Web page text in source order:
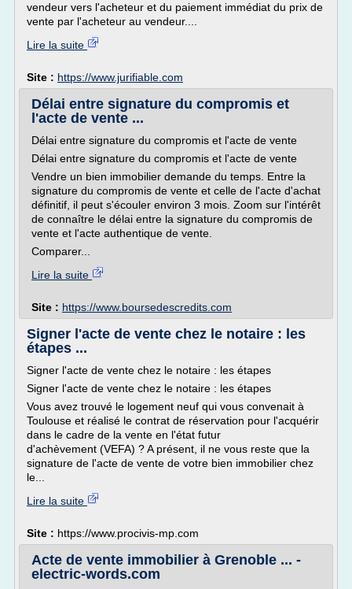
vendeur vers l'acheteur et du paiement immédiat du prix de
vente par l'acheteur au vendeur....
Lire la suite
Site : https://www.jurifiable.com
Délai entre signature du compromis et
l'acte de vente ...
Délai entre signature du compromis et l'acte de vente
Délai entre signature du compromis et l'acte de vente
Vendre un bien immobilier demande du temps. Entre la
signature du compromis de vente et celle de l'acte d'achat
définitif, il peut s'écouler environ 3 mois. Zoom sur l'intérêt
de connaître le délai entre la signature du compromis de
vente et l'acte authentique de vente.
Comparer...
Lire la suite
Site : https://www.boursedescredits.com
Signer l'acte de vente chez le notaire : les
étapes ...
Signer l'acte de vente chez le notaire : les étapes
Signer l'acte de vente chez le notaire : les étapes
Vous avez trouvé le logement neuf qui vous convenait à
Toulouse et réalisé le contrat de réservation pour l'acquérir
dans le cadre de la vente en l'état futur
d'achèvement (VEFA) ? A présent, il ne vous reste que la
signature de l'acte de vente de votre bien immobilier chez
le...
Lire la suite
Site : https://www.procivis-mp.com
Acte de vente immobilier à Grenoble ... -
electric-words.com